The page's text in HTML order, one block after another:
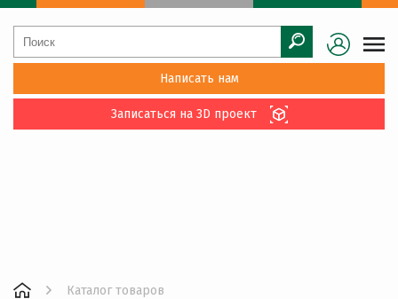
Написать нам
Записаться на 3D проект
Каталог товаров